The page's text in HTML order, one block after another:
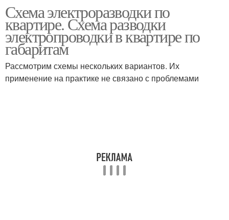
квартире
комнате
Электропроводка в
панельном доме
Схема электроразводки по
квартире. Схема разводки
электропроводки в квартире по
габаритам
Рассмотрим схемы нескольких вариантов. Их
применение на практике не связано с проблемами